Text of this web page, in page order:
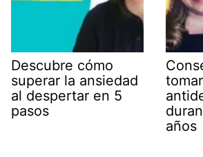
Descubre cómo
superar la ansiedad
al despertar en 5
pasos
tomar
años